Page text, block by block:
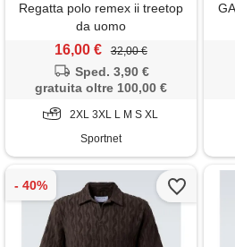
Regatta polo remex ii treetop
da uomo
16,00 € 32,00 €
Sped. 3,90 €
gratuita oltre 100,00 €
2XL 3XL L M S XL
Sportnet